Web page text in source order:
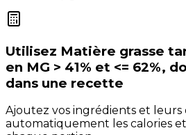
Utilisez Matière grasse
en MG > 41% et <= 62%,
dans une recette
Ajoutez vos ingrédients et
automatiquement les calories